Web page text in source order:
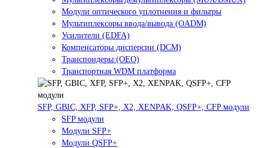
Модули оптического уплотнения и фильтры
Мультиплексоры ввода/вывода (OADM)
Усилители (EDFA)
Компенсаторы дисперсии (DCM)
Транспондеры (OEO)
Транспортная WDM платформа
SFP, GBIC, XFP, SFP+, X2, XENPAK, QSFP+, CFP модули
SFP модули
Модули SFP+
Модули QSFP+